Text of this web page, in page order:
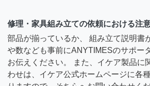
修理・家具組み立ての依頼における注
部品が揃っているか、 組み立て説明書
や数なども事前にANYTIMESのサポー
お伝えください。 また、イケア製品に
わせは、イケア公式ホームページに各